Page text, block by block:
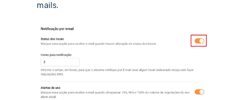
mails.